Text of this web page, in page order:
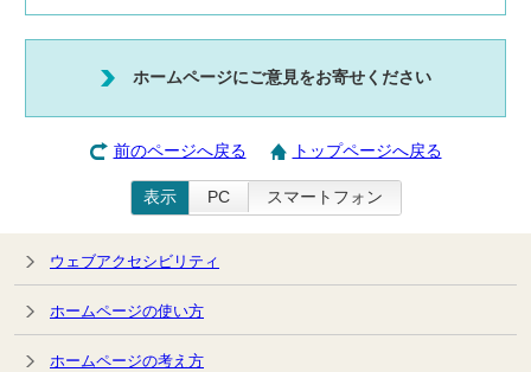
ホームページにご意見をお寄せください
前のページへ戻る トップページへ戻る
表示 PC スマートフォン
ウェブアクセシビリティ
ホームページの使い方
ホームページの考え方